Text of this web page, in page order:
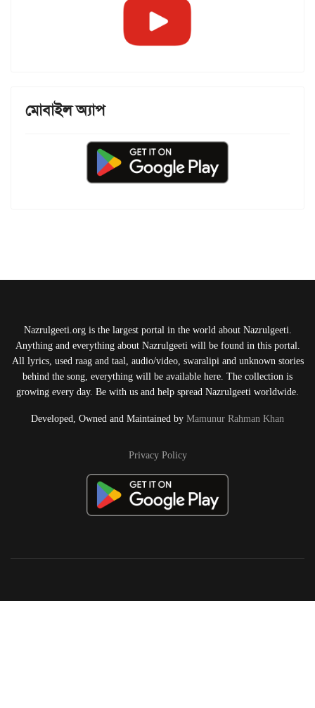
মোবাইল অ্যাপ
Nazrulgeeti.org is the largest portal in the world about Nazrulgeeti.
Anything and everything about Nazrulgeeti will be found in this portal.
All lyrics, used raag and taal, audio/video, swaralipi and unknown stories
behind the song, everything will be available here. The collection is
growing every day. Be with us and help spread Nazrulgeeti worldwide.
Developed, Owned and Maintained by Mamunur Rahman Khan
Privacy Policy